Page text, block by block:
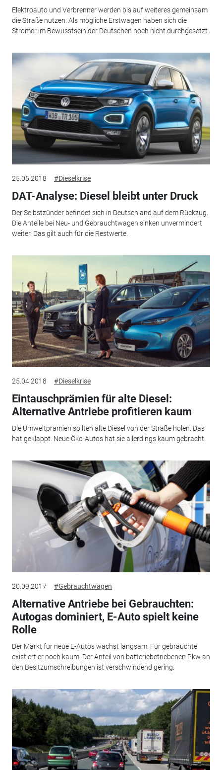
Elektroauto und Verbrenner werden bis auf weiteres gemeinsam
die Straße nutzen. Als mögliche Erstwagen haben sich die
Stromer im Bewusstsein der Deutschen noch nicht durchgesetzt.
25.05.2018 #Dieselkrise
DAT-Analyse: Diesel bleibt unter Druck
Der Selbstzünder befindet sich in Deutschland auf dem Rückzug.
Die Anteile bei Neu- und Gebrauchtwagen sinken unvermindert
weiter. Das gilt auch für die Restwerte.
25.04.2018 #Dieselkrise
Eintauschprämien für alte Diesel:
Alternative Antriebe profitieren kaum
Die Umweltprämien sollten alte Diesel von der Straße holen. Das
hat geklappt. Neue Öko-Autos hat sie allerdings kaum gebracht.
20.09.2017 #Gebrauchtwagen
Alternative Antriebe bei Gebrauchten:
Autogas dominiert, E-Auto spielt keine
Rolle
Der Markt für neue E-Autos wächst langsam. Für gebrauchte
existiert er noch kaum: Der Anteil von batteriebetriebenen Pkw an
den Besitzumschreibungen ist verschwindend gering.